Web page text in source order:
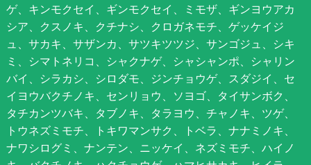
ゲ、キンモクセイ、ギンモクセイ、ミモザ、ギンヨウアカ
シア、クスノキ、クチナシ、クロガネモチ、ゲッケイジ
ュ、サカキ、サザンカ、サツキツツジ、サンゴジュ、シキ
ミ、シマトネリコ、シャクナゲ、シャシャンポ、シャリン
バイ、シラカシ、シロダモ、ジンチョウゲ、スダジイ、セ
イヨウバクチノキ、センリョウ、ソヨゴ、タイサンボク、
タチカンツバキ、タブノキ、タラヨウ、チャノキ、ツゲ、
トウネズミモチ、トキワマンサク、トベラ、ナナミノキ、
ナワシログミ、ナンテン、ニッケイ、ネズミモチ、ハイノ